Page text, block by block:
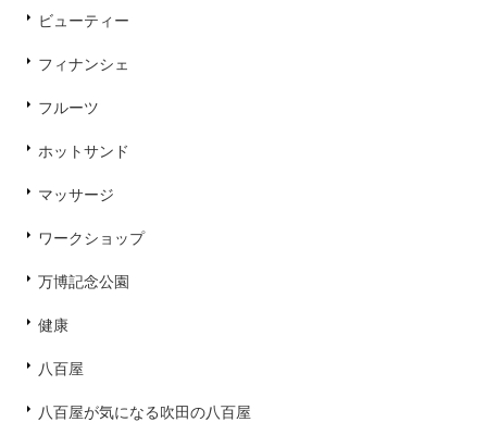
ビューティー
フィナンシェ
フルーツ
ホットサンド
マッサージ
ワークショップ
万博記念公園
健康
八百屋
八百屋が気になる吹田の八百屋